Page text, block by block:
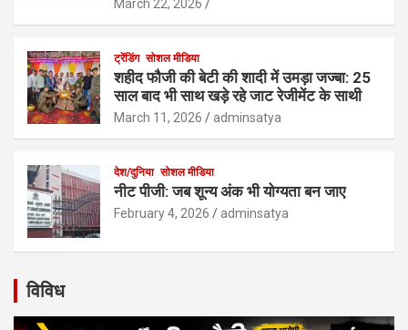
March 22, 2026
ट्रेंडिंग सोशल मीडिया
शहीद फौजी की बेटी की शादी में उमड़ा जज्बा: 25
साल बाद भी साथ खड़े रहे जाट रेजीमेंट के साथी
March 11, 2026 adminsatya
देश/दुनिया सोशल मीडिया
नीट पीजी: जब शून्य अंक भी योग्यता बन जाए
February 4, 2026 adminsatya
विविध